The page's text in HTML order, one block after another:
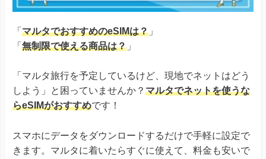
「 マルタでおすすめのeSIMは？ 」
「 無制限で使える商品は？ 」
「マルタ旅行を予定しているけど、現地でネットはどう
しよう」と困っていませんか？ マルタでネットを使うな
らeSIMがおすすめです！
スマホにデータをダウンロードするだけで手軽に設定で
きます。マルタに着いたらすぐに使えて、料金も安いで